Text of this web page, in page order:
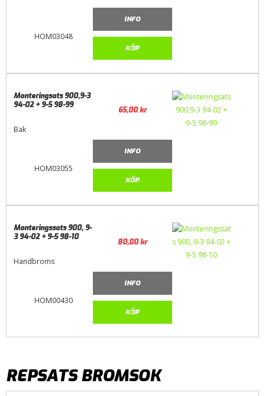
HOM03048
INFO
KÖP
HOM03055
Monteringsats 900,9-3
94-02 + 9-5 98-99
Bak
65,00kr
INFO
KÖP
HOM00430
Monteringssats 900, 9-
3 94-02 + 9-5 98-10
Handbroms
80,00kr
INFO
KÖP
REPSATS BROMSOK